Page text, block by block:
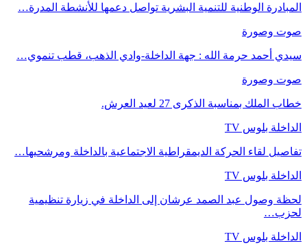
المبادرة الوطنية للتنمية البشرية تواصل دعمها للأنشطة المدرة…
صوت وصورة
سيدي أحمد حرمة الله : جهة الداخلة-وادي الذهب، قطب تنموي…
صوت وصورة
خطاب الملك بمناسبة الذكرى 27 لعيد العرش.
الداخلة بلوس TV
تفاصيل لقاء الحركة الديمقراطية الاجتماعية بالداخلة ومرشحيها…
الداخلة بلوس TV
لحظة وصول عبد الصمد عرشان إلى الداخلة في زيارة تنظيمية
لحزب…
الداخلة بلوس TV